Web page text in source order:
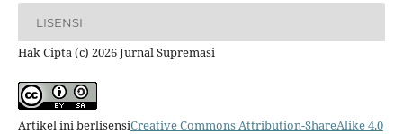
LISENSI
Hak Cipta (c) 2026 Jurnal Supremasi
Artikel ini berlisensiCreative Commons Attribution-ShareAlike 4.0